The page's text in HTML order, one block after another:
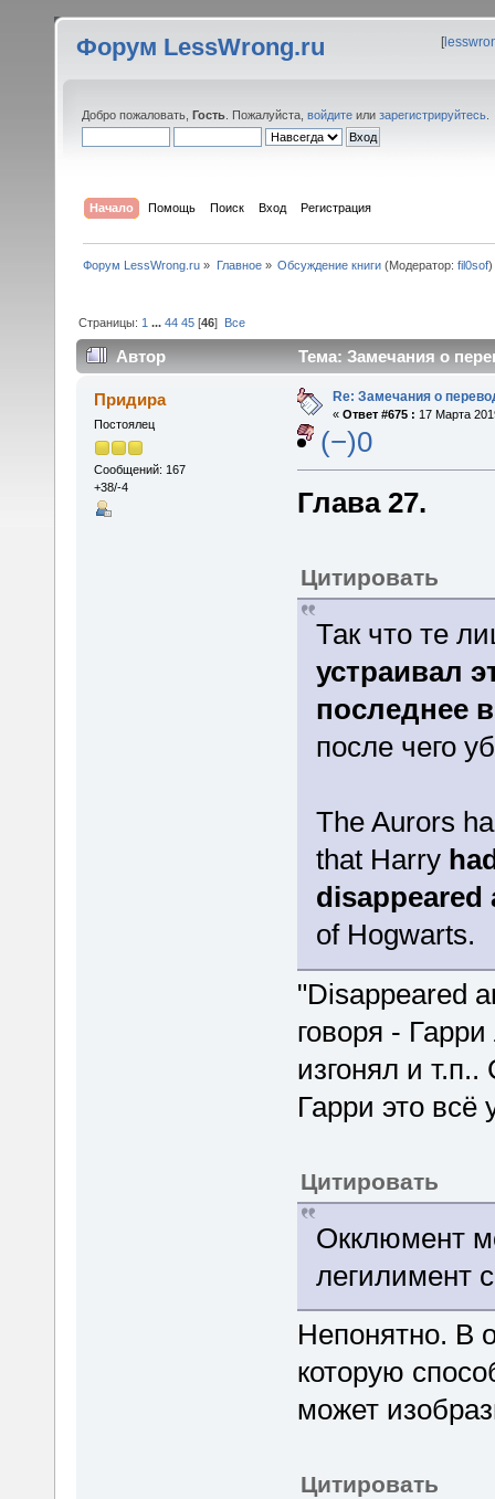
Форум LessWrong.ru [
Добро пожаловать, Гость . Пожалуйста, войдите или зарегистрируйтесь
Начало Помощь Поиск Вход Регистрация
Форум LessWrong.ru » Главное» Обсуждение книги(Модератор: fil0sof)
Страницы: 1 ...44 45 [46] Все
Автор Тема: Замечания о
Придира
Постоялец
Сообщений: 167
+38/-4
Re: Замечания о
« Ответ #675 : 17 Марта
(−)0
Глава 27.
Цитировать
Так что те
устраивал
последнее
после чего
The Aurors
that Harry
disappeared
of Hogwarts.
"Disappeared
говоря -
изгонял и
Гарри это всё
Цитировать
Окклюмент
легилимент
Непонятно. В
которую
может
Цитировать